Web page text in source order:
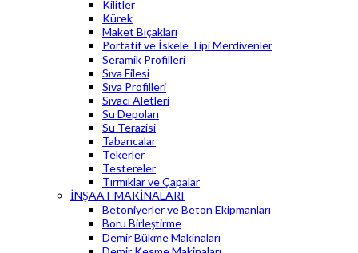
Kilitler
Kürek
Maket Bıçakları
Portatif ve İskele Tipi Merdivenler
Seramik Profilleri
Sıva Filesi
Sıva Profilleri
Sıvacı Aletleri
Su Depoları
Su Terazisi
Tabancalar
Tekerler
Testereler
Tırmıklar ve Çapalar
İNŞAAT MAKİNALARI
Betoniyerler ve Beton Ekipmanları
Boru Birleştirme
Demir Bükme Makinaları